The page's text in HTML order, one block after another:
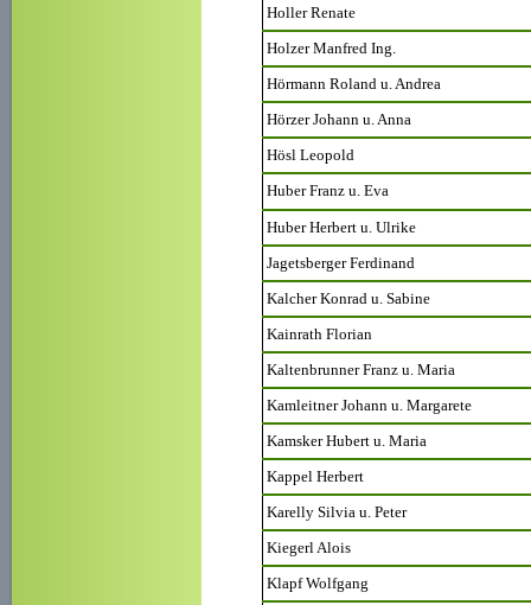
Holler Renate
Holzer Manfred Ing.
Hörmann Roland u. Andrea
Hörzer Johann u. Anna
Hösl Leopold
Huber Franz u. Eva
Huber Herbert u. Ulrike
Jagetsberger Ferdinand
Kalcher Konrad u. Sabine
Kainrath Florian
Kaltenbrunner Franz u. Maria
Kamleitner Johann u. Margarete
Kamsker Hubert u. Maria
Kappel Herbert
Karelly Silvia u. Peter
Kiegerl Alois
Klapf Wolfgang